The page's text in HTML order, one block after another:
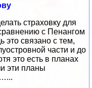
страховку для
с Пенангом
это связано с тем,
части и до
это есть в планах
эти планы